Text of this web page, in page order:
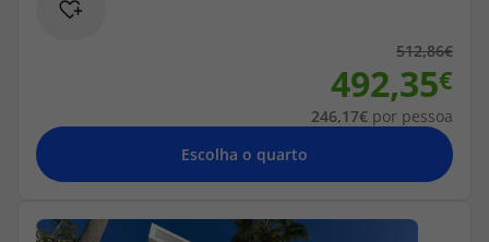
512,86
492,35
246,17
por pessoa
Escolha o quarto